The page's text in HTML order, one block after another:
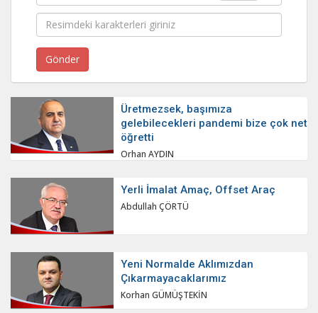
Üretmezsek, başımıza
gelebilecekleri pandemi bize çok net
öğretti
Orhan AYDIN
Yerli İmalat Amaç, Offset Araç
Abdullah ÇÖRTÜ
Yeni Normalde Aklımızdan
Çıkarmayacaklarımız
Korhan GÜMÜŞTEKİN